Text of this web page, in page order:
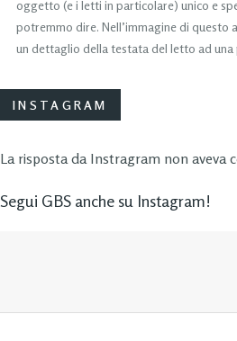
oggetto (e i letti in particolare) unico e
potremmo dire. Nell’immagine di questo
un dettaglio della testata del letto ad una
INSTAGRAM
La risposta da Instragram non aveva
Segui GBS anche su Instagram!